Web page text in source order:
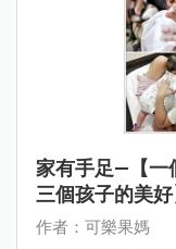
家有手足—【一
三個孩子的美好
作者：可樂果媽